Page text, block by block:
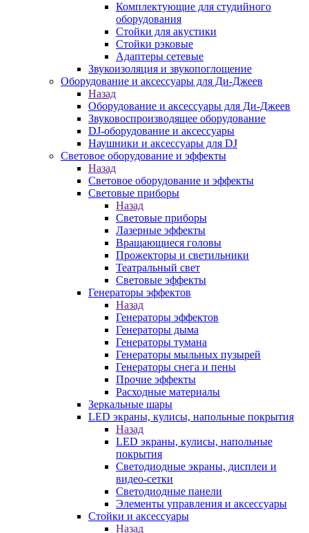
Комплектующие для студийного
оборудования
Стойки для акустики
Стойки рэковые
Адаптеры сетевые
Звукоизоляция и звукопоглощение
Оборудование и аксессуары для Ди-Джеев
Назад
Оборудование и аксессуары для Ди-Джеев
Звуковоспроизводящее оборудование
DJ-оборудование и аксессуары
Наушники и аксессуары для DJ
Световое оборудование и эффекты
Назад
Световое оборудование и эффекты
Световые приборы
Назад
Световые приборы
Лазерные эффекты
Вращающиеся головы
Прожекторы и светильники
Театральный свет
Световые эффекты
Генераторы эффектов
Назад
Генераторы эффектов
Генераторы дыма
Генераторы тумана
Генераторы мыльных пузырей
Генераторы снега и пены
Прочие эффекты
Расходные материалы
Зеркальные шары
LED экраны, кулисы, напольные покрытия
Назад
LED экраны, кулисы, напольные
покрытия
Светодиодные экраны, дисплеи и
видео-сетки
Светодиодные панели
Элементы управления и аксессуары
Стойки и аксессуары
Назад